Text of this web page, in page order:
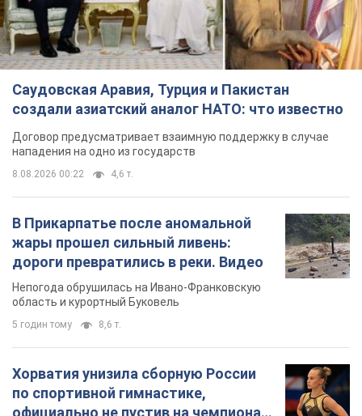
Саудовская Аравия, Турция и Пакистан
создали азиатский аналог НАТО: что известно
Договор предусматривает взаимную поддержку в случае
нападения на одно из государств
8.08.2026 00:22 4,6 т.
В Прикарпатье после аномальной
жары прошел сильный ливень:
дороги превратились в реки. Видео
Непогода обрушилась на Ивано-Франковскую
область и курортный Буковель
5 годин тому 8,6 т.
Хорватия унизила сборную России
по спортивной гимнастике,